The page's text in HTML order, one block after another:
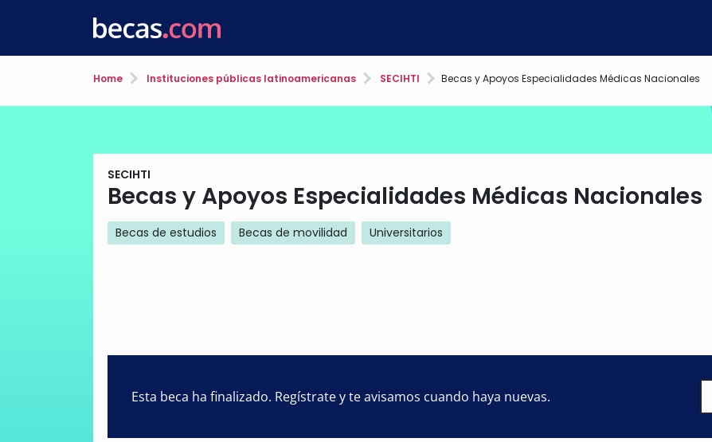
Home Instituciones públicas latinoamericanas SECIHTI Becas y Apoyos Especialidades Médicas Nacionales
SECIHTI
Becas y Apoyos Especialidades Médicas Nacionales
Becas de estudios Becas de movilidad Universitarios
Esta beca ha finalizado. Regístrate y te avisamos cuando haya nuevas.